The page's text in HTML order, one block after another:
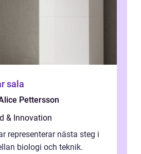
sala
Pettersson
& Innovation
representerar nästa steg i
biologi och teknik.